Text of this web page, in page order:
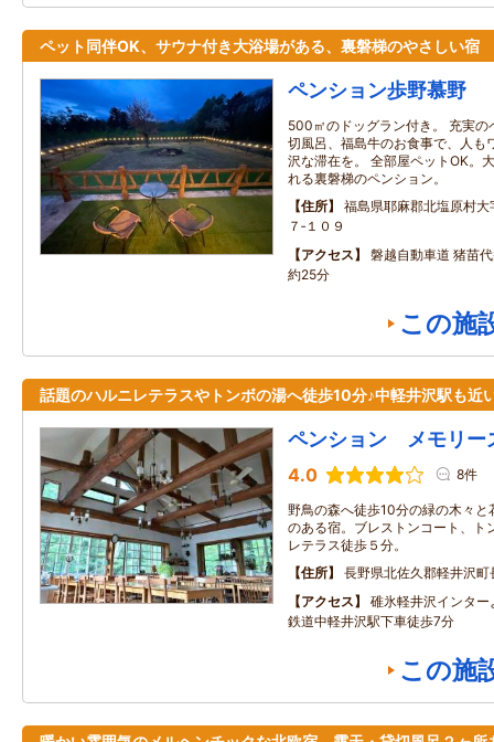
ペット同伴OK、サウナ付き大浴場がある、裏磐梯のやさしい宿
ペンション歩野慕野
500㎡のドッグラン付き。 充実の
切風呂、福島牛のお食事で、人も
沢な滞在を。 全部屋ペットOK。
れる裏磐梯のペンション。
住所
福島県耶麻郡北塩原村
７‐１０９
アクセス
磐越自動車道 猪苗
約25分
この施
話題のハルニレテラスやトンボの湯へ徒歩10分♪中軽井沢駅も近
ペンション メモリー
4.0 8件
野鳥の森へ徒歩10分の緑の木々
のある宿。ブレストンコート、ト
レテラス徒歩５分。
住所
長野県北佐久郡軽井沢町
アクセス
碓氷軽井沢インタ
鉄道中軽井沢駅下車徒歩7分
この施